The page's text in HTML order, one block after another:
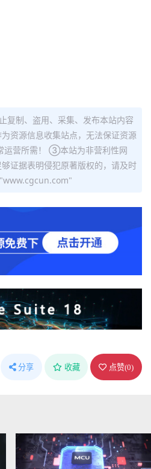
复制、盗用、采集、发布本站内容
资源信息收集站点，无法保证资源
运营所需！ ③本站为非营利性网
证据表明侵犯原著版权的，请及时
分享 收藏 点赞(0)